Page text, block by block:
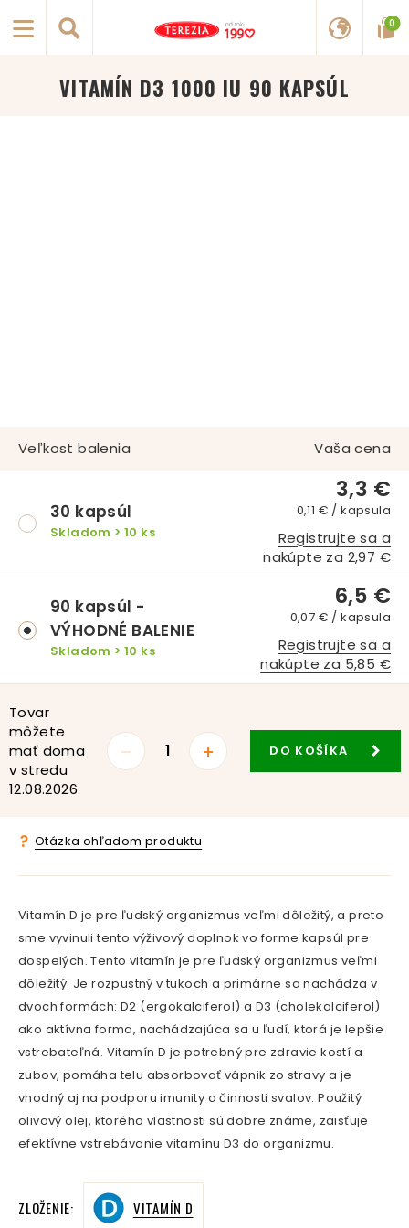
0
VITAMÍN D3 1000 IU 90 KAPSÚL
Vitamín D je pre ľudský organizmus veľmi dôležitý, a preto
sme vyvinuli tento výživový doplnok vo forme kapsúl pre
dospelých. Tento vitamín je pre ľudský organizmus veľmi
dôležitý. Je rozpustný v tukoch a primárne sa nachádza v
dvoch formách: D2 (ergokalciferol) a D3 (cholekalciferol)
ako aktívna forma, nachádzajúca sa u ľudí, ktorá je lepšie
vstrebateľná. Vitamín D je potrebný pre zdravie kostí a
zubov, pomáha telu absorbovať vápnik zo stravy a je
vhodný aj na podporu imunity a činnosti svalov. Použitý
olivový olej, ktorého vlastnosti sú dobre známe, zaisťuje
efektívne vstrebávanie vitamínu D3 do organizmu.
ZLOŽENIE: VITAMÍN D
Veľkost balenia Vaša cena
30 kapsúl
Skladom > 10 ks
Registrujte sa a
nakúpte za 2,97 €
3,3 €
0,11 € / kapsula
90 kapsúl -
VÝHODNÉ BALENIE
Skladom > 10 ks
Registrujte sa a
nakúpte za 5,85 €
6,5 €
0,07 € / kapsula
Tovar
môžete
mať doma
v stredu
12.08.2026
DO KOŠÍKA
Otázka ohľadom produktu